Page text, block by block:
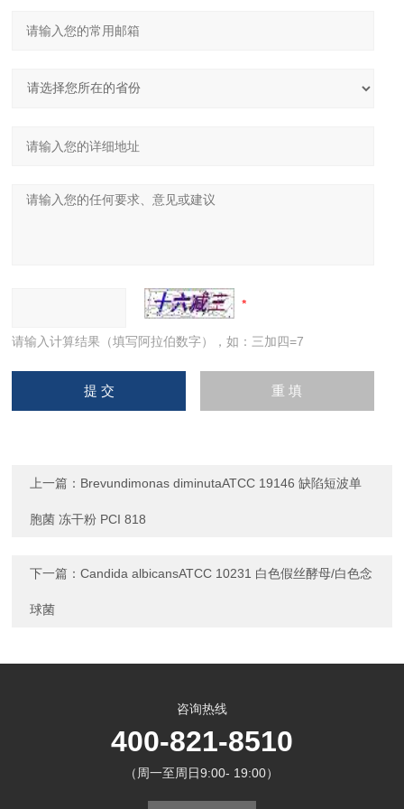
请输入计算结果（填写阿拉伯数字），如：三加四=7
上一篇： Brevundimonas diminutaATCC 19146 缺陷短波单
胞菌 冻干粉 PCI 818
下一篇：Candida albicansATCC 10231 白色假丝酵母/白色念
球菌
咨询热线
400-821-8510
（周一至周日9:00- 19:00）